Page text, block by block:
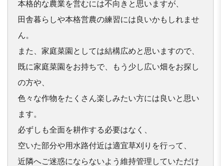
本格的な農業を営むには不向きと思いますが、
田舎暮らしや本格営農の練習には良いかもしれませ
ん。
また、家庭菜園としては結構広めと思いますので、
既に家庭菜園をお持ちで、もう少し広い畑 をお探し
の方や、
色々な作物をたくさん楽しみたい方には良いと思い
ます。
必ずしも全面を耕作する必要はなく、
空いた部分や用水路付近は適宜草刈りを行って、
近隣へご迷惑にならないよう維持管理していただけ